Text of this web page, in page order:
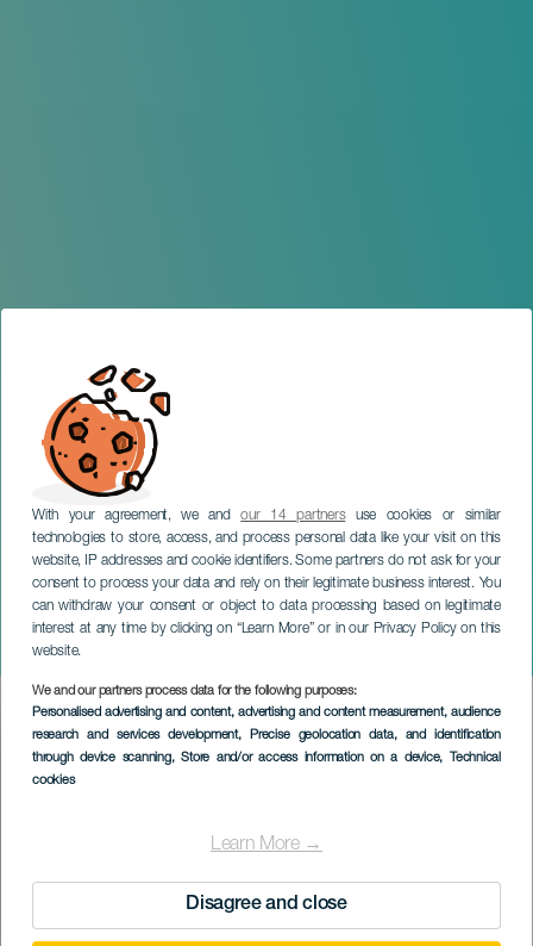
With your agreement, we andour 14 partnersuse cookies or similar
technologies to store, access, and process personal data like your visit on this
website, IP addresses and cookie identifiers. Some partners do not ask for your
consent to process your data and rely on their legitimate business interest. You
can withdraw your consent or object to data processing based on legitimate
interest at any time by clicking on “Learn More” or in our Privacy Policy on this
website.
We and our partners process data for the following purposes:
Personalised advertising and content, advertising and content measurement, audience
research and services development, Precise geolocation data, and identification
through device scanning, Store and/or access information on a device, Technical
cookies
Learn More →
Disagree and close
Anónima
TENERIFFA
Imagen
Listado